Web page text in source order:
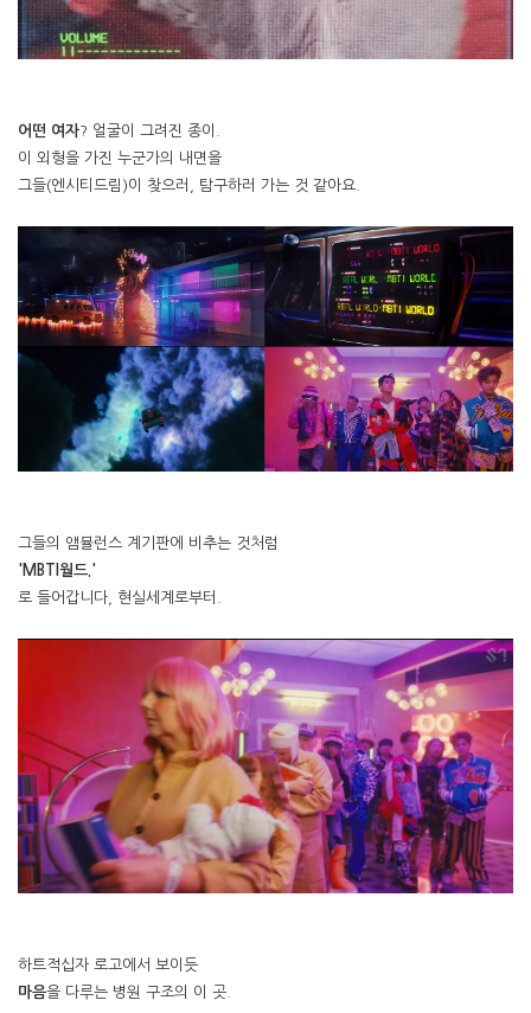
어떤 여자? 얼굴이 그려진 종이.
이 외형을 가진 누군가의 내면을
그들(엔시티드림)이 찾으러, 탐구하러 가는 것 같아요.
그들의 앰뷸런스 계기판에 비추는 것처럼
'MBTI월드.'
로 들어갑니다, 현실세계로부터.
하트적십자 로고에서 보이듯
마음을 다루는 병원 구조의 이 곳.